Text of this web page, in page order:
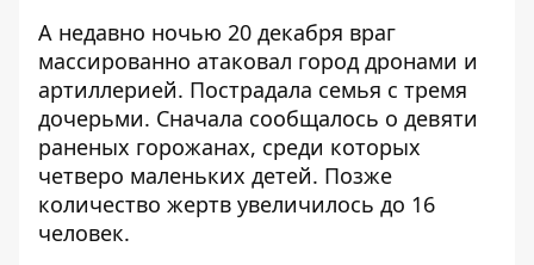
А недавно ночью 20 декабря враг
массированно атаковал город дронами и
артиллерией. Пострадала семья с тремя
дочерьми. Сначала сообщалось о девяти
раненых горожанах, среди которых
четверо маленьких детей. Позже
количество жертв увеличилось до 16
человек.